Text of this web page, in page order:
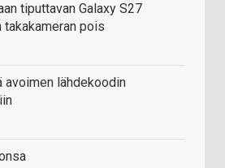
tiputtavan Galaxy S27
takakameran pois
avoimen lähdekoodin